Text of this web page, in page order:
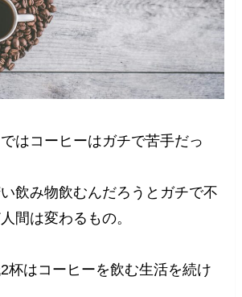
はコーヒーはガチで苦手だっ
飲み物飲むんだろうとガチで不
間は変わるもの。
杯はコーヒーを飲む生活を続け